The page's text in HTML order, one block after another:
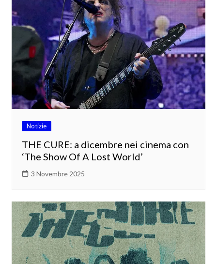
Notizie
THE CURE: a dicembre nei cinema con
‘The Show Of A Lost World’
3 Novembre 2025